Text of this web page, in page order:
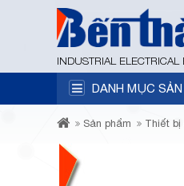
INDUSTRIAL ELECTRICAL
DANH MỤC
Sản phẩm Thiết bị